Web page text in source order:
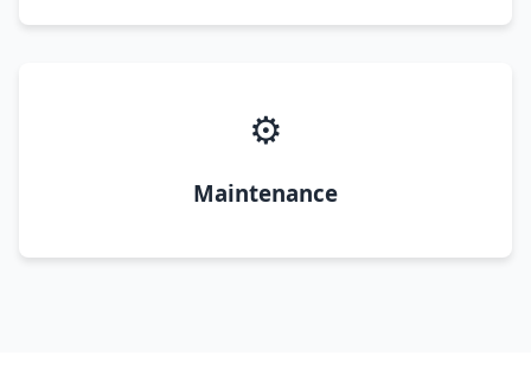
⚙️
Maintenance